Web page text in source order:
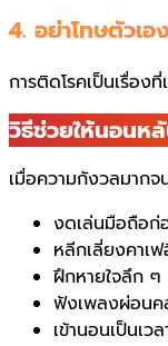
4. อย่าโทษตัวเอ
การติดโรคเป็นเรื่อง
วิธีช่วยให้นอนห
เมื่อความกังวลมาก
งดเล่นมือถือก่
หลีกเลี่ยงคาเ
ฝึกหายใจลึก ๆ
ฟังเพลงผ่อนค
เข้านอนเป็นเวล